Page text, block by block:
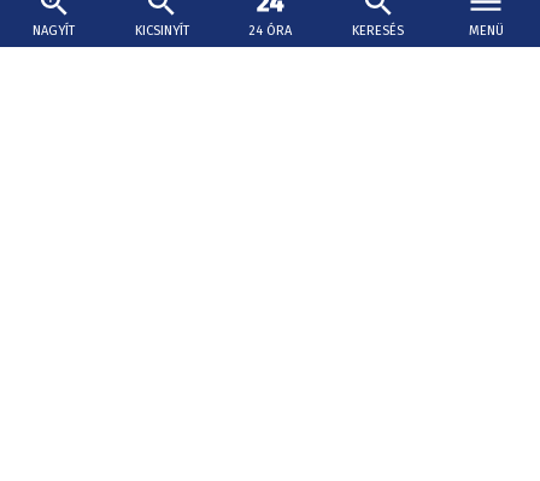
NAGYÍT KICSINYÍT 24 ÓRA KERESÉS MENÜ